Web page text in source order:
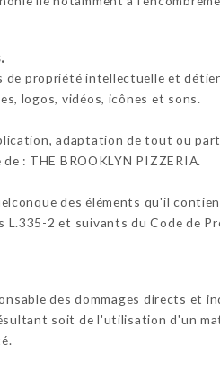
de propriété intellectuelle et
logos, vidéos, icônes et sons.
adaptation de tout ou
: THE BROOKLYN PIZZERIA.
des éléments qu'il
2 et suivants du Code de
des dommages directs et
soit de l'utilisation d'un